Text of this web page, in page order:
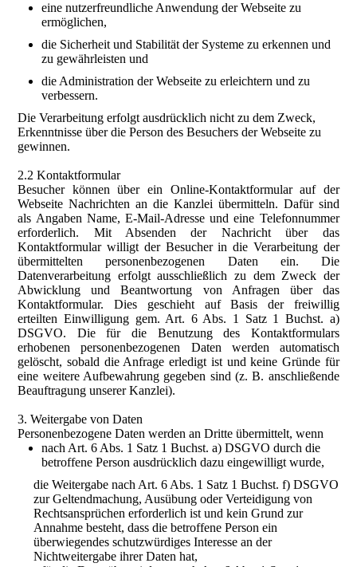
eine nutzerfreundliche Anwendung der Webseite zu
ermöglichen,
die Sicherheit und Stabilität der Systeme zu erkennen und
zu gewährleisten und
die Administration der Webseite zu erleichtern und zu
verbessern.
Die Verarbeitung erfolgt ausdrücklich nicht zu dem Zweck,
Erkenntnisse über die Person des Besuchers der Webseite zu
gewinnen.
2.2 Kontaktformular
Besucher können über ein Online-Kontaktformular auf der
Webseite Nachrichten an die Kanzlei übermitteln. Dafür sind
als Angaben Name, E-Mail-Adresse und eine Telefonnummer
erforderlich. Mit Absenden der Nachricht über das
Kontaktformular willigt der Besucher in die Verarbeitung der
übermittelten personenbezogenen Daten ein. Die
Datenverarbeitung erfolgt ausschließlich zu dem Zweck der
Abwicklung und Beantwortung von Anfragen über das
Kontaktformular. Dies geschieht auf Basis der freiwillig
erteilten Einwilligung gem. Art. 6 Abs. 1 Satz 1 Buchst. a)
DSGVO. Die für die Benutzung des Kontaktformulars
erhobenen personenbezogenen Daten werden automatisch
gelöscht, sobald die Anfrage erledigt ist und keine Gründe für
eine weitere Aufbewahrung gegeben sind (z. B. anschließende
Beauftragung unserer Kanzlei).
3. Weitergabe von Daten
Personenbezogene Daten werden an Dritte übermittelt, wenn
nach Art. 6 Abs. 1 Satz 1 Buchst. a) DSGVO durch die
betroffene Person ausdrücklich dazu eingewilligt wurde,
die Weitergabe nach Art. 6 Abs. 1 Satz 1 Buchst. f) DSGVO
zur Geltendmachung, Ausübung oder Verteidigung von
Rechtsansprüchen erforderlich ist und kein Grund zur
Annahme besteht, dass die betroffene Person ein
überwiegendes schutzwürdiges Interesse an der
Nichtweitergabe ihrer Daten hat,